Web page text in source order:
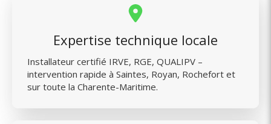
Expertise technique locale
Installateur certifié IRVE, RGE, QUALIPV –
intervention rapide à Saintes, Royan, Rochefort et
sur toute la Charente-Maritime.